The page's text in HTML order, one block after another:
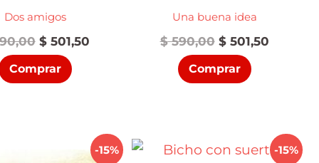
Dos amigos
El
precio
original
era:
$501,50El
Comprar
Una buena idea
$590,00 El
precio
original
era:
$501,50El
Comprar
-15% -15%